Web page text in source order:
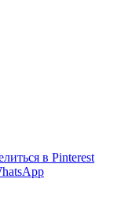
в Pinterest